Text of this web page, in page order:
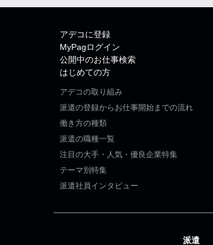
アデコに登録
MyPagログイン
公開中のお仕事検索
はじめての方
アデコの取り組み
派遣の登録からお仕事開始までの流れ
働き方の種類
派遣の職種一覧
注目の大手・人気・優良企業特集
テーマ別特集
派遣社員インタビュー
派遣